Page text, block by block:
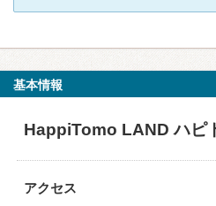
基本情報
HappiTomo LAND ハピ
アクセス